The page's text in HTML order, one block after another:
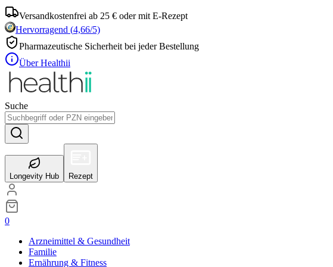
Versandkostenfrei ab 25 € oder mit E-Rezept
Hervorragend (4,66/5)
Pharmazeutische Sicherheit bei jeder Bestellung
Über Healthii
Suche
Longevity Hub Rezept
0
Arzneimittel & Gesundheit
Familie
Ernährung & Fitness